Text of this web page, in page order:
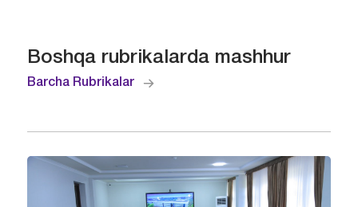
Boshqa rubrikalarda mashhur
Barcha Rubrikalar